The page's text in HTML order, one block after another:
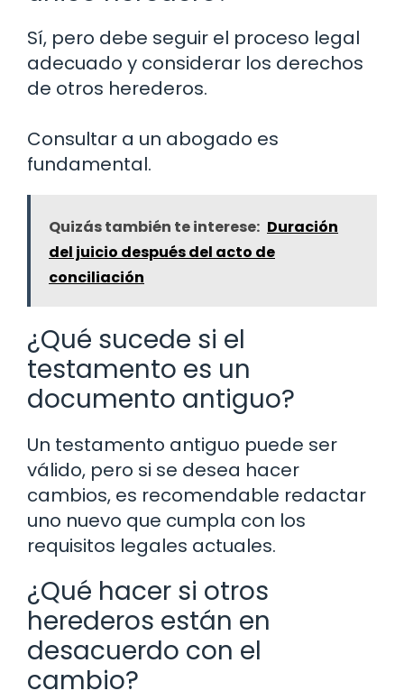
Sí, pero debe seguir el proceso legal
adecuado y considerar los derechos
de otros herederos.
Consultar a un abogado es
fundamental.
Quizás también te interese: Duración
del juicio después del acto de
conciliación
¿Qué sucede si el
testamento es un
documento antiguo?
Un testamento antiguo puede ser
válido, pero si se desea hacer
cambios, es recomendable redactar
uno nuevo que cumpla con los
requisitos legales actuales.
¿Qué hacer si otros
herederos están en
desacuerdo con el
cambio?